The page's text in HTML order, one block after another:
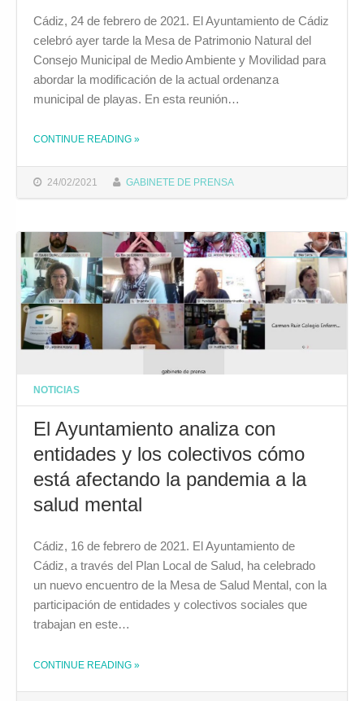
24/02/2021 GABINETE DE PRENSA
Cádiz, 24 de febrero de 2021. El Ayuntamiento de Cádiz
celebró ayer tarde la Mesa de Patrimonio Natural del
Consejo Municipal de Medio Ambiente y Movilidad para
abordar la modificación de la actual ordenanza
municipal de playas. En esta reunión…
CONTINUE READING THE "EL AYUNTAMIENTO ABORDA LA MODIFICACIÓN DE LA ACTUAL ORDENANZA MUNICIPAL DE PLAYAS MEDIANTE UN PROCESO DE DIÁLOGO Y PARTICIPACIÓN "
»
NOTICIAS
El Ayuntamiento analiza con
entidades y los colectivos cómo
está afectando la pandemia a la
salud mental
Cádiz, 16 de febrero de 2021. El Ayuntamiento de
Cádiz, a través del Plan Local de Salud, ha celebrado
un nuevo encuentro de la Mesa de Salud Mental, con la
participación de entidades y colectivos sociales que
trabajan en este…
CONTINUE READING THE "EL AYUNTAMIENTO ANALIZA CON ENTIDADES Y LOS COLECTIVOS CÓMO ESTÁ AFECTANDO LA PANDEMIA A LA SALUD MENTAL"
»